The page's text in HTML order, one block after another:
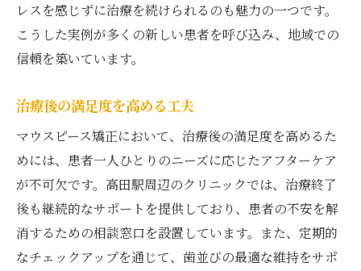
レスを感じずに治療を続けられるのも魅力の一つです。
こうした実例が多くの新しい患者を呼び込み、地域での
信頼を築いています。
治療後の満足度を高める工夫
マウスピース矯正において、治療後の満足度を高めるた
めには、患者一人ひとりのニーズに応じたアフターケア
が不可欠です。高田駅周辺のクリニックでは、治療終了
後も継続的なサポートを提供しており、患者の不安を解
消するための相談窓口を設置しています。また、定期的
なチェックアップを通じて、歯並びの最適な維持をサポ